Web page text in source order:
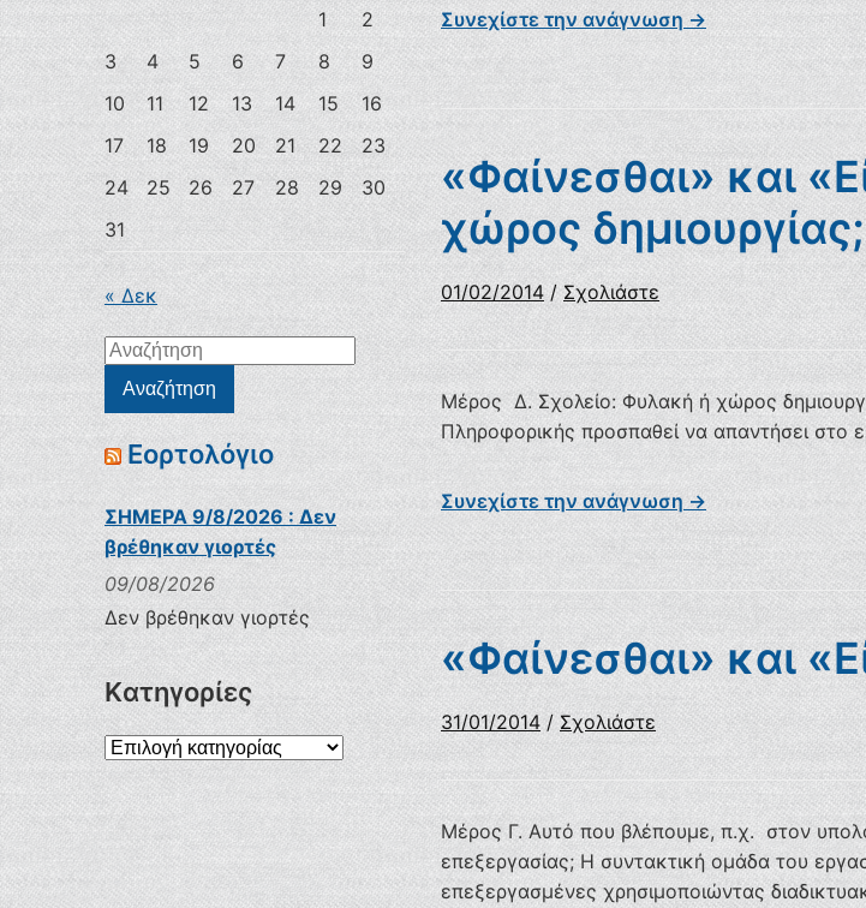
1
2
3
4 5 6 7 8
9
10
11 12 13 14 15
16
17
18 19 20 21 22
23
24
25 26 27 28 29
30
31
« Δεκ
Αναζήτηση
για:Αναζήτηση
Εορτολόγιο
ΣΗΜΕΡΑ 9/8/2026 : Δεν
βρέθηκαν γιορτές
09/08/2026
Δεν βρέθηκαν γιορτές
Kατηγορίες
Kατηγορίες
Συνεχίστε την ανάγνωση →
«Φαίνεσθαι» και
χώρος δημιουργίας;
01/02/2014 /Σχολιάστε
Μέρος Δ. Σχολείο: Φυλακή ή χώρος
Πληροφορικής προσπαθεί να απαντήσει στο
Συνεχίστε την ανάγνωση →
«Φαίνεσθαι» και
31/01/2014 / Σχολιάστε
Μέρος Γ. Αυτό που βλέπουμε, π.χ. στον
επεξεργασίας; Η συντακτική ομάδα του
επεξεργασμένες χρησιμοποιώντας